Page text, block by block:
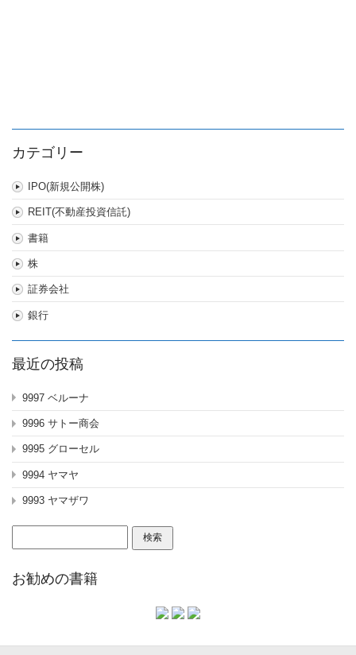
カテゴリー
IPO(新規公開株)
REIT(不動産投資信託)
書籍
株
証券会社
銀行
最近の投稿
9997 ベルーナ
9996 サトー商会
9995 グローセル
9994 ヤマヤ
9993 ヤマザワ
索:
お勧めの書籍